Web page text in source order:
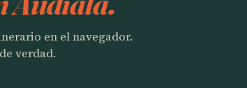
en el navegador.
verdad.